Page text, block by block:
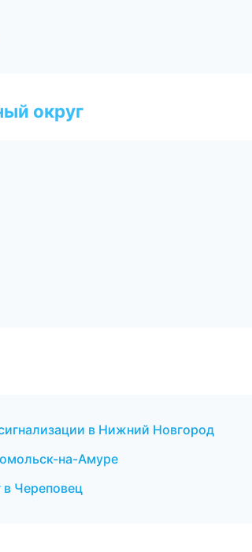
округ
в Нижний Новгород
на-Амуре
Череповец